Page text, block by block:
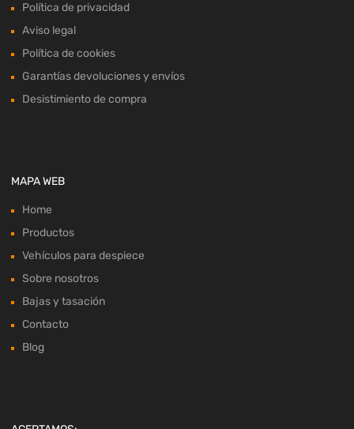
Política de privacidad
Aviso legal
Política de cookies
Garantías devoluciones y envíos
Desistimiento de compra
MAPA WEB
Home
Productos
Vehículos para despiece
Sobre nosotros
Bajas y tasación
Contacto
Blog